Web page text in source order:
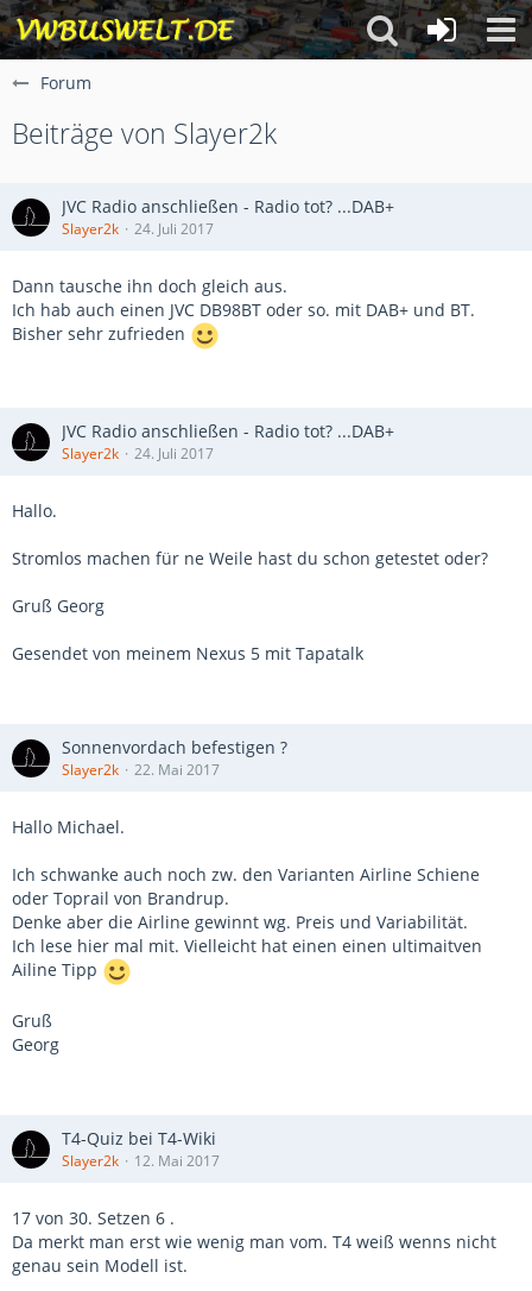
Forum
Beiträge von Slayer2k
JVC Radio anschließen - Radio tot? ...DAB+
Slayer2k 24. Juli 2017
Dann tausche ihn doch gleich aus.
Ich hab auch einen JVC DB98BT oder so. mit DAB+ und BT.
Bisher sehr zufrieden
JVC Radio anschließen - Radio tot? ...DAB+
Slayer2k 24. Juli 2017
Hallo.
Stromlos machen für ne Weile hast du schon getestet oder?
Gruß Georg
Gesendet von meinem Nexus 5 mit Tapatalk
Sonnenvordach befestigen ?
Slayer2k 22. Mai 2017
Hallo Michael.
Ich schwanke auch noch zw. den Varianten Airline Schiene
oder Toprail von Brandrup.
Denke aber die Airline gewinnt wg. Preis und Variabilität.
Ich lese hier mal mit. Vielleicht hat einen einen ultimaitven
Ailine Tipp
Gruß
Georg
T4-Quiz bei T4-Wiki
Slayer2k 12. Mai 2017
17 von 30. Setzen 6 .
Da merkt man erst wie wenig man vom. T4 weiß wenns nicht
genau sein Modell ist.